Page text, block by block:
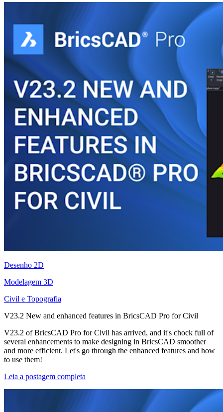
Desenho 2D
Modelagem 3D
Civil e Topografia
V23.2 New and enhanced features in BricsCAD Pro for Civil
V23.2 of BricsCAD Pro for Civil has arrived, and it's chock full of
several enhancements to make designing in BricsCAD smoother
and more efficient. Let's go through the enhanced features and how
to use them!
Leia a postagem completa